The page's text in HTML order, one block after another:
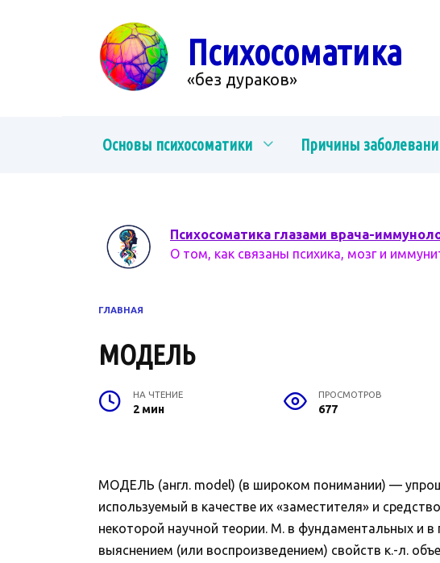
Психосоматика
«без дураков»
Основы психосоматики Причины
Психосоматика глазами врача-
О том, как связаны психика, мозг и
ГЛАВНАЯ
МОДЕЛЬ
НА ЧТЕНИЕ
2 мин
ПРОСМОТРОВ
677
МОДЕЛЬ (англ. model) (в широком понимании) —
используемый в качестве их «заместителя» и
некоторой научной теории. М. в фундаментальных и
выяснением (или воспроизведением) свойств к.-л.